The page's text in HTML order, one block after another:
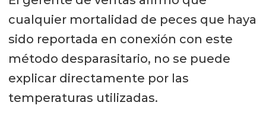
cualquier mortalidad de peces que haya
sido reportada en conexión con este
método desparasitario, no se puede
explicar directamente por las
temperaturas utilizadas.